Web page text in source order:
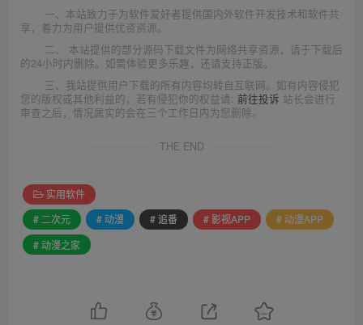
一、本站致力于为软件爱好者提供国内外软件开发技术和软件共
享，着力为用户提供优资资源。
二、 本站提供的部分源码下载文件为网络共享资源，请于下载后
的24小时内删除。如需体验更多乐趣，还请支持正版。
三、我站提供用户下载的所有内容均转自互联网。如有内容侵犯
您的版权或其他利益的，若有侵犯你的权益请: 前往投诉 站长会进行
审查之后，情况属实的会在三个工作日内为您删除。
THE END
实用软件
# 二次元
# 动漫 # 追番 # 影视APP
# 动漫APP
# 动漫之家